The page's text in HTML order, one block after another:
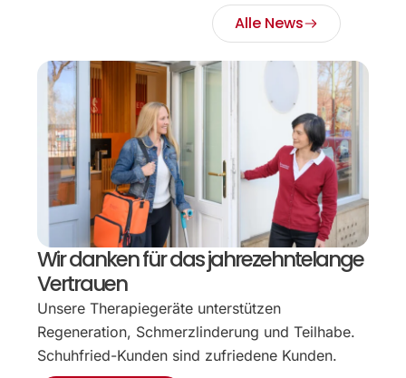
Alle News
Wir danken für das jahrezehntelange
Vertrauen
Unsere Therapiegeräte unterstützen
Regeneration, Schmerzlinderung und Teilhabe.
Schuhfried-Kunden sind zufriedene Kunden.